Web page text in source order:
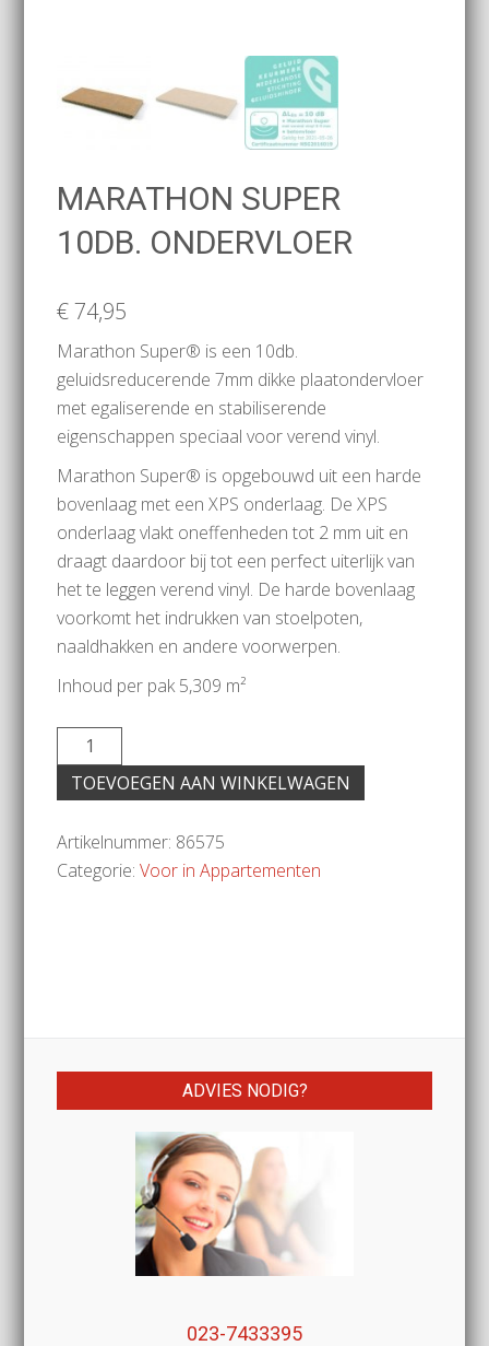
MARATHON SUPER
10DB. ONDERVLOER
€74,95
Marathon Super® is een 10db.
geluidsreducerende 7mm dikke plaatondervloer
met egaliserende en stabiliserende
eigenschappen speciaal voor verend vinyl.
Marathon Super® is opgebouwd uit een harde
bovenlaag met een XPS onderlaag. De XPS
onderlaag vlakt oneffenheden tot 2 mm uit en
draagt daardoor bij tot een perfect uiterlijk van
het te leggen verend vinyl. De harde bovenlaag
voorkomt het indrukken van stoelpoten,
naaldhakken en andere voorwerpen.
Inhoud per pak 5,309 m²
TOEVOEGEN AAN WINKELWAGEN
Artikelnummer: 86575
Categorie:Voor in Appartementen
ADVIES NODIG?
023-7433395